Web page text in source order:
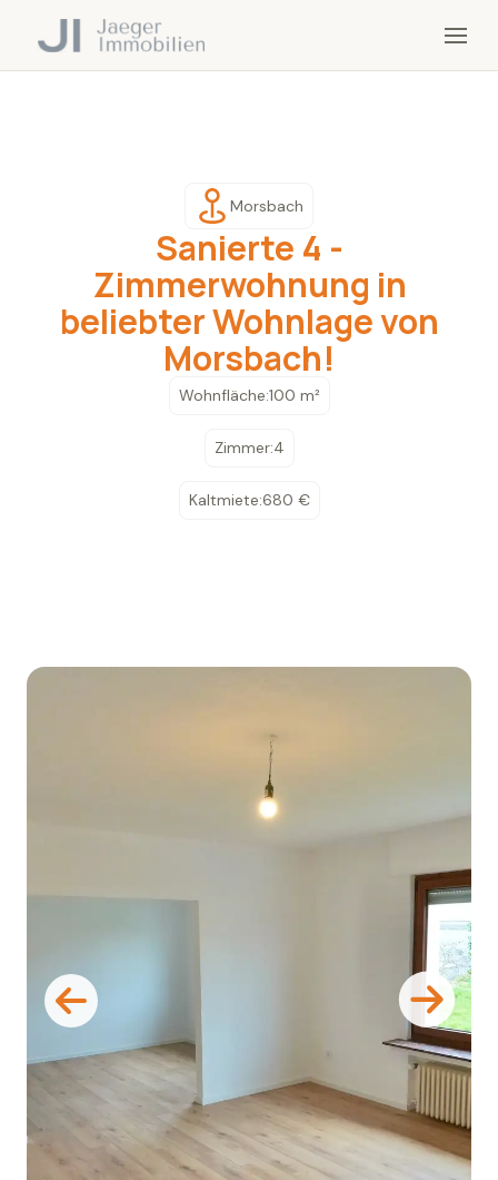
Morsbach
Sanierte 4 -
Zimmerwohnung in
beliebter Wohnlage von
Morsbach!
Wohnfläche:100 m²
Zimmer:4
Kaltmiete:680 €